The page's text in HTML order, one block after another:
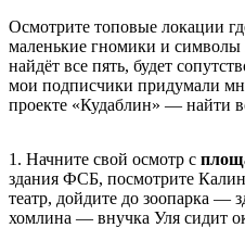
Осмотрите топовые локации
маленькие гномики и символы
найдёт все пять, будет
мои подписчики придумали
проекте «Кудаблин» — найти
1. Начните свой осмотр с
здания ФСБ, посмотрите
театр, дойдите до зоопарка —
хомлина — внучка Уля сидит